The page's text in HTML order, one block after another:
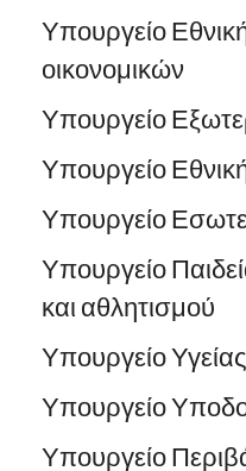
Υπουργείο
οικονομικών
Υπουργείο
Υπουργείο
Υπουργείο
Υπουργείο
και αθλητισμού
Υπουργείο Υγείας
Υπουργείο
Υπουργείο